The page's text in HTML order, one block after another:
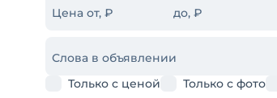
Цена от, ₽ до, ₽
Слова в объявлении
Только с ценой
Только с фото